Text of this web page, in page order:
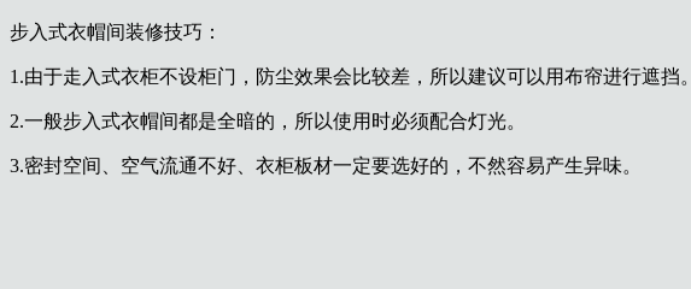
步入式衣帽间装修技巧：
1.由于走入式衣柜不设柜门，防尘效果会比较差，所以建议可以用布帘进行遮挡。
2.一般步入式衣帽间都是全暗的，所以使用时必须配合灯光。
3.密封空间、空气流通不好、衣柜板材一定要选好的，不然容易产生异味。